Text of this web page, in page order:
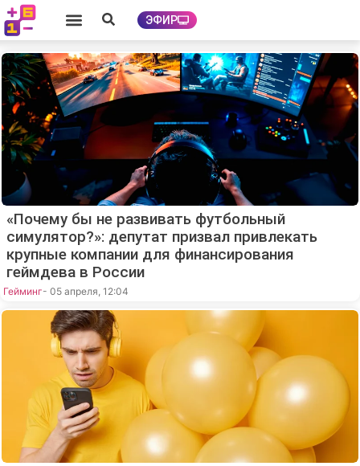
ЭФИР
«Почему бы не развивать футбольный
симулятор?»: депутат призвал привлекать
крупные компании для финансирования
геймдева в России
Гейминг- 05 апреля, 12:04